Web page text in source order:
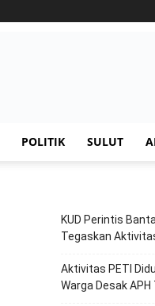
POLITIK SULUT
KUD Perintis
Tegaskan
Aktivitas PETI
Warga Desak